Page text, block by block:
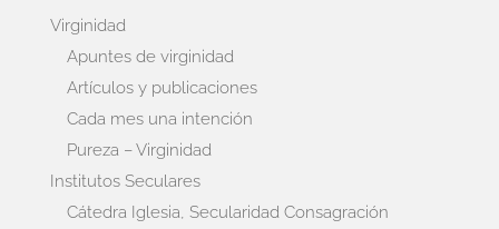
Virginidad
Apuntes de virginidad
Artículos y publicaciones
Cada mes una intención
Pureza – Virginidad
Institutos Seculares
Cátedra Iglesia, Secularidad Consagración